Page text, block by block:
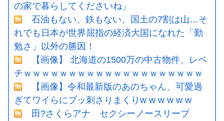
の家で暮らしてくださいね」
石油もない、鉄もない、国土の7割は山…そ
れでも日本が世界屈指の経済大国になれた「勤
勉さ」以外の勝因！
【画像】 北海道の1500万の中古物件、レベ
チｗｗｗｗｗｗｗｗｗｗｗｗｗｗｗｗｗｗｗｗ
【画像】令和最新版のあのちゃん、可愛過
ぎてワイらにブッ刺さりまくりw w w w w w
田?さくらアナ セクシーノースリーブ